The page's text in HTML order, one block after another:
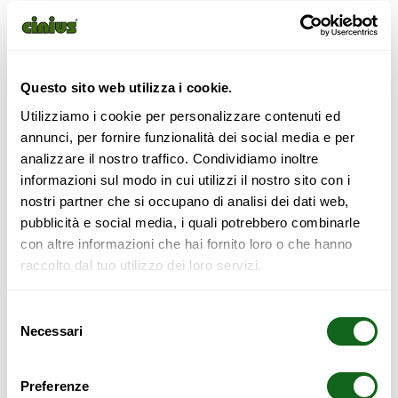
Questo sito web utilizza i cookie.
Utilizziamo i cookie per personalizzare contenuti ed
annunci, per fornire funzionalità dei social media e per
analizzare il nostro traffico. Condividiamo inoltre
informazioni sul modo in cui utilizzi il nostro sito con i
nostri partner che si occupano di analisi dei dati web,
pubblicità e social media, i quali potrebbero combinarle
con altre informazioni che hai fornito loro o che hanno
raccolto dal tuo utilizzo dei loro servizi.
delNecessari
Preferenze
ottima traspirabilità. Facile da trasportare. Il Carico
Massimo uniformemente distribuito è di circa 120Kg
45,00€
Aggiungi al carrello
Supporto
telefonico
Pagamento
sicuro
Spedizione Dedicata Istruzioni di Montaggio
Rete a doghe in multistrato di
faggio srotolabile 70×200